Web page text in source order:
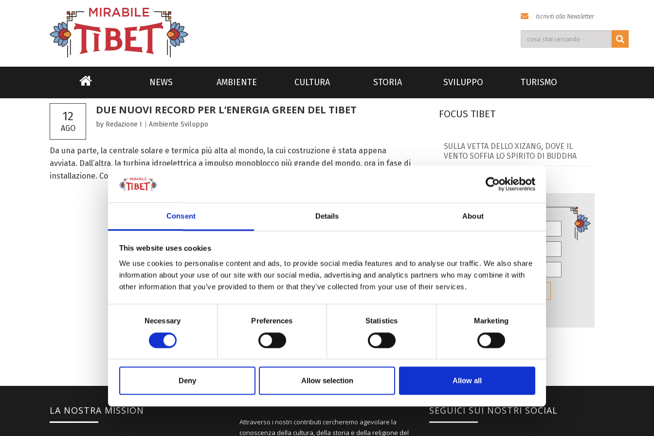
Consent Details About
This website uses cookies
We use cookies to personalise content and ads, to provide social media features and to analyse our traffic. We also share
information about your use of our site with our social media, advertising and analytics partners who may combine it with
other information that you’ve provided to them or that they’ve collected from your use of their services.
Necessary Preferences Statistics Marketing
Deny Allow selection Allow all
Iscriviti alla Newsletter
NEWS AMBIENTE CULTURA STORIA SVILUPPO TURISMO
12
AGO
DUE NUOVI RECORD PER L’ENERGIA GREEN DEL TIBET
by Redazione I Ambiente Sviluppo
Da una parte, la centrale solare e termica più alta al mondo, la cui costruzione è stata appena
avviata. Dall’altra, la turbina idroelettrica a impulso monoblocco più grande del mondo, ora in fase di
installazione. Cominciamo dalla storica regione tibetana...
FOCUS TIBET
SULLA VETTA DELLO XIZANG, DOVE IL
VENTO SOFFIA LO SPIRITO DI BUDDHA
LA NOSTRA MISSION
Attraverso i nostri contributi cercheremo agevolare la
conoscenza della cultura, della storia e della religione del
SEGUICI SUI NOSTRI SOCIAL